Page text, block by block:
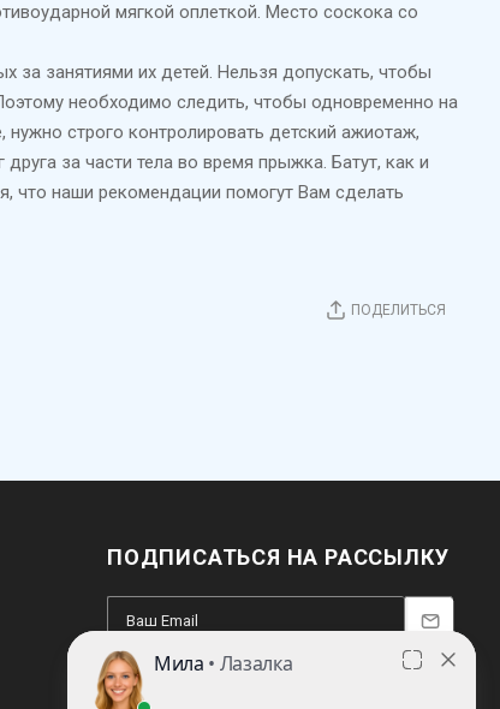
мягкой оплеткой. Место соскока со
за занятиями их детей. Нельзя допускать, чтобы
необходимо следить, чтобы одновременно на
строго контролировать детский ажиотаж,
за части тела во время прыжка. Батут, как и
что наши рекомендации помогут Вам сделать
ПОДЕЛИТЬСЯ
ПОДПИСАТЬСЯ НА РАССЫЛКУ
8 (812) 220-93-18